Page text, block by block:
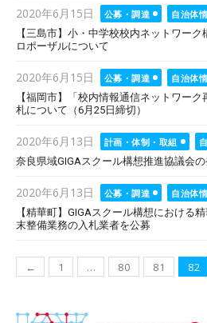
Posted
on
2020年6月15日 公募・調達
自治体
【三島市】小・中学校校内ネットワー
ロポーザルについて
Posted
on
2020年6月15日 公募・調達
自治体
【福岡市】「校内情報通信ネットワー
札について（6月25日締切）
Posted
on
2020年6月13日 計画・体制・取組
奈良県域GIGAスクール構想推進協議会
Posted
on
2020年6月13日 公募・調達
自治体
【精華町】GIGAスクール構想における
末整備業務の入札業者を公募
投
ナ
← 1 … 80 81 82